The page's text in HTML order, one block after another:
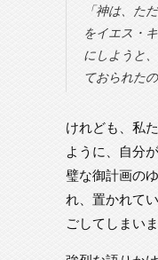
「神は、た
をイエス・
にしようと
ておられた
けれども、私
ように、自分
璧な御計画の
れ、置かれて
ごしてしまいま